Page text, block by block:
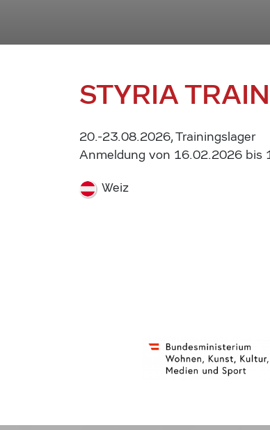
STYRIA
20.-23.08.2026, Trainingslager
Anmeldung von 16.02.2026 bis
Weiz